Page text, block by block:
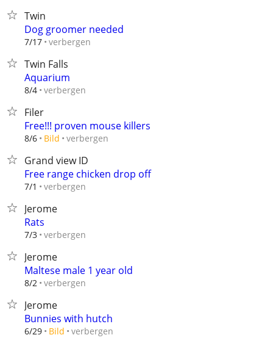
Twin
Dog groomer needed
7/17 verbergen
Twin Falls
Aquarium
8/4 verbergen
Filer
Free!!! proven mouse killers
8/6 Bild verbergen
Grand view ID
Free range chicken drop off
7/1 verbergen
Jerome
Rats
7/3 verbergen
Jerome
Maltese male 1 year old
8/2 verbergen
Jerome
Bunnies with hutch
6/29 Bild verbergen